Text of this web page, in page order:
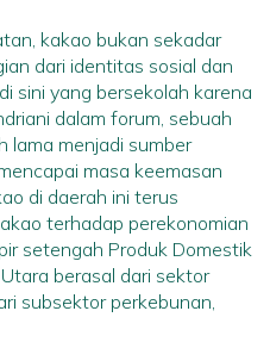
kakao bukan sekadar
dari identitas sosial dan
sini yang bersekolah karena
dalam forum, sebuah
lama menjadi sumber
masa keemasan
di daerah ini terus
terhadap perekonomian
setengah Produk Domestik
berasal dari sektor
subsektor perkebunan,